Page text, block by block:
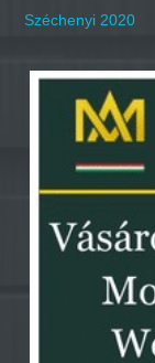
Széchenyi 2020